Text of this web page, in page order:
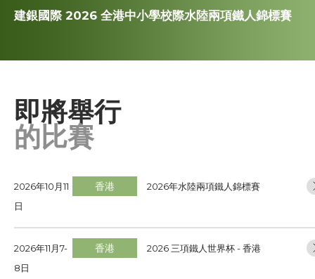
賽事資訊
訓練班及活動
工作人員
贊助商 / 宣傳
建銀國際 2026 全港中小學校際水陸兩項鐵人錦標賽
即將舉行
的比賽
2026年10月11
日
香港 2026年水陸兩項鐵人錦標賽
2026年11月7-
8日
香港 2026 三項鐵人世界杯 - 香港